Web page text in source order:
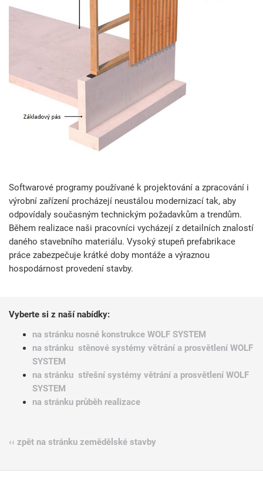
Softwarové programy používané k projektování a zpracování i
výrobní zařízení procházejí neustálou modernizací tak, aby
odpovídaly současným technickým požadavkům a trendům.
Během realizace naši pracovníci vycházejí z detailních znalostí
daného stavebního materiálu. Vysoký stupeň prefabrikace
práce zabezpečuje krátké doby montáže a výraznou
hospodárnost provedení stavby.
Vyberte si z naší nabídky:
na stránku nosné konstrukce WOLF SYSTEM
na stránku stěnové systémy větrání a prosvětlení WOLF
SYSTEM
na stránku střešní systémy větrání a prosvětlení WOLF
SYSTEM
na stránku průběh realizace
‹‹ zpět na stránku zemědělské stavby